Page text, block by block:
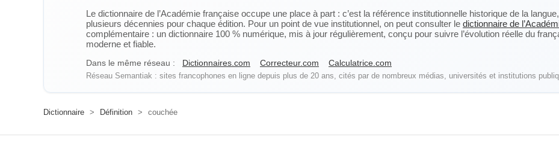
Le dictionnaire de l’Académie française occupe une place à part : c’est la référence institutionnelle historique de la
plusieurs décennies pour chaque édition. Pour un point de vue institutionnel, on peut consulter le dictionnaire de
complémentaire : un dictionnaire 100 % numérique, mis à jour régulièrement, conçu pour suivre l’évolution réelle du
moderne et fiable.
Dans le même réseau : Dictionnaires.com Correcteur.com Calculatrice.com
Réseau Semantiak : sites francophones en ligne depuis plus de 20 ans, cités par de nombreux médias, universités et institutions
Dictionnaire > Définition > couchée